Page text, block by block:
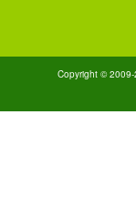
Copyright ©